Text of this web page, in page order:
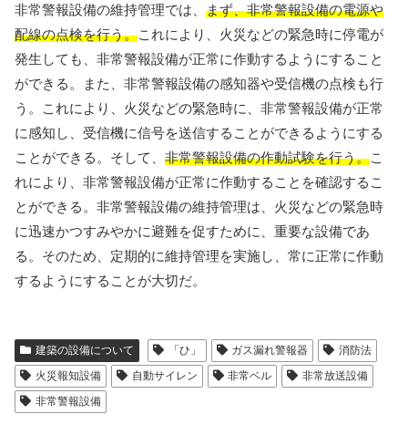
非常警報設備の維持管理では、 まず、非常警報設備の電源や
配線の点検を行う。これにより、火災などの緊急時に停電が
発生しても、非常警報設備が正常に作動するようにすること
ができる。また、非常警報設備の感知器や受信機の点検も行
う。これにより、火災などの緊急時に、非常警報設備が正常
に感知し、受信機に信号を送信することができるようにする
ことができる。そして、 非常警報設備の作動試験を行う。こ
れにより、非常警報設備が正常に作動することを確認するこ
とができる。非常警報設備の維持管理は、火災などの緊急時
に迅速かつすみやかに避難を促すために、重要な設備であ
る。そのため、定期的に維持管理を実施し、常に正常に作動
するようにすることが大切だ。
建築の設備について 「ひ」 ガス漏れ警報器
消防法
火災報知設備
自動サイレン 非常ベル
非常放送設備
非常警報設備